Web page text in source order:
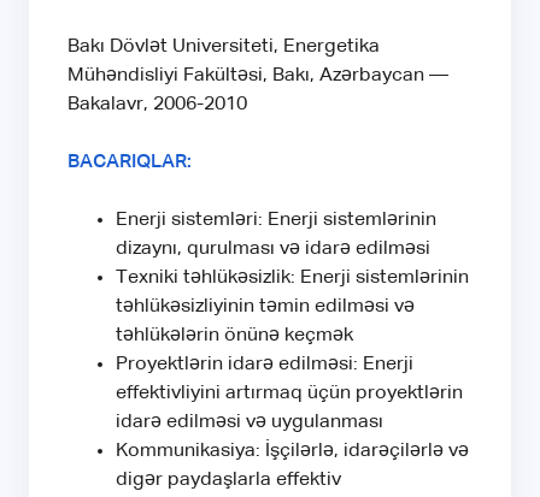
Bakı Dövlət Universiteti, Energetika
Mühəndisliyi Fakültəsi, Bakı, Azərbaycan —
Bakalavr, 2006-2010
BACARIQLAR:
Enerji sistemləri: Enerji sistemlərinin
dizaynı, qurulması və idarə edilməsi
Texniki təhlükəsizlik: Enerji sistemlərinin
təhlükəsizliyinin təmin edilməsi və
təhlükələrin önünə keçmək
Proyektlərin idarə edilməsi: Enerji
effektivliyini artırmaq üçün proyektlərin
idarə edilməsi və uygulanması
Kommunikasiya: İşçilərlə, idarəçilərlə və
digər paydaşlarla effektiv